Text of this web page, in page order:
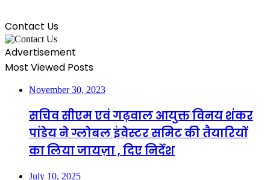
Contact Us
Advertisement
Most Viewed Posts
November 30, 2023
सचिव सीएम एवं गढ़वाल आयुक्त विनय शंकर
पांडेय ने ग्लोबल इंवेस्टर समिट की तैयारियों
का लिया जायज़ा , दिए निर्देश
July 10, 2025